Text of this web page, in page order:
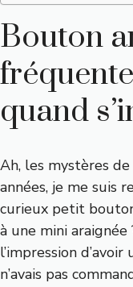
Bouton
quand
Ah, les mystères
années, je me suis
curieux petit
à une mini araignée
l’impression
n’avais pas